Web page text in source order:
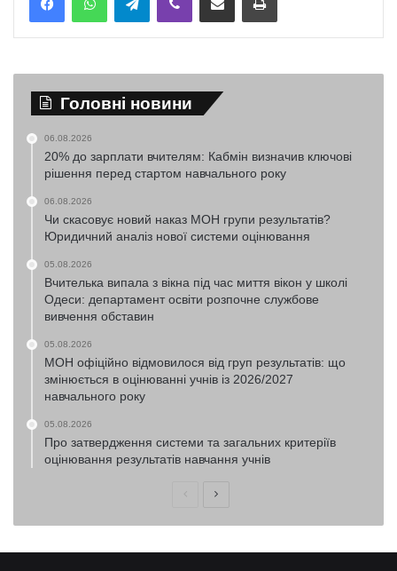
Головні новини
06.08.2026
20% до зарплати вчителям: Кабмін визначив ключові
рішення перед стартом навчального року
06.08.2026
Чи скасовує новий наказ МОН групи результатів?
Юридичний аналіз нової системи оцінювання
05.08.2026
Вчителька випала з вікна під час миття вікон у школі
Одеси: департамент освіти розпочне службове
вивчення обставин
05.08.2026
МОН офіційно відмовилося від груп результатів: що
змінюється в оцінюванні учнів із 2026/2027
навчального року
05.08.2026
Про затвердження системи та загальних критеріїв
оцінювання результатів навчання учнів
ПопередняНаступна